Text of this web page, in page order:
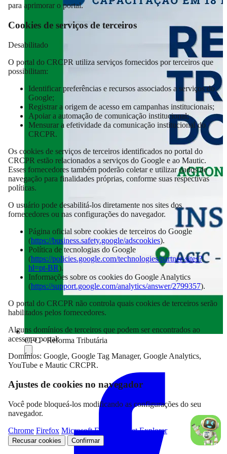
CFC · Reforma Tributária
Compartilhar
para aprimorar o portal.
Cookies de serviços de terceiros
Desabilitado
O portal do CRCPR utiliza serviços fornecidos por terceiros que
possibilitam:
Identificar preferências e recursos associados a serviços do
Google;
Registrar a origem de acesso em campanhas institucionais;
Apoiar a automação de comunicação institucional;
Mensurar a efetividade da comunicação institucional do
CRCPR.
Os cookies de serviços de terceiros identificados no portal do
CRCPR estão relacionados a serviços do Google e ao Mautic.
Esses fornecedores também poderão coletar e utilizar dados de
navegação para finalidades próprias, conforme suas respectivas
políticas.
O usuário pode desabilitá-los diretamente nos sites dos
fornecedores ou nas configurações do navegador.
Página oficial sobre cookies de terceiros do Google
(https://business.safety.google/adscookies).
Política de tecnologias do Google
(https://policies.google.com/technologies/partner-sites?
hl=pt-BR).
Informações sobre os cookies do Google Analytics
(https://support.google.com/analytics/answer/2799357).
O portal do CRCPR não controla quais cookies de terceiros serão
habilitados pelos fornecedores.
Alguns domínios de terceiros que podem ser encontrados ao
acessar o portal:
Domínios: Google, Google Tag Manager, Google Analytics,
YouTube e Mautic CRCPR.
Ajustes de cookies no navegador
Você pode bloqueá-los modificando as configurações do seu
navegador.
Chrome Firefox Microsoft Edge Internet Explorer
Recusar cookies Confirmar